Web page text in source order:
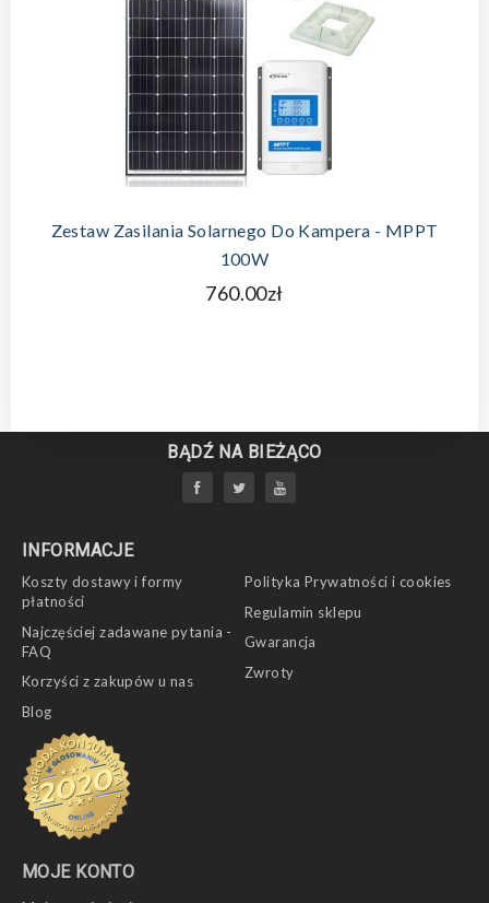
DODAJ DO KOSZYKA
Zestaw Zasilania Solarnego Do Kampera - MPPT
100W
760.00zł
BĄDŹ NA BIEŻĄCO
INFORMACJE
Koszty dostawy i formy
płatności
Najczęściej zadawane pytania -
FAQ
Korzyści z zakupów u nas
Blog
Polityka Prywatności i cookies
Regulamin sklepu
Gwarancja
Zwroty
MOJE KONTO